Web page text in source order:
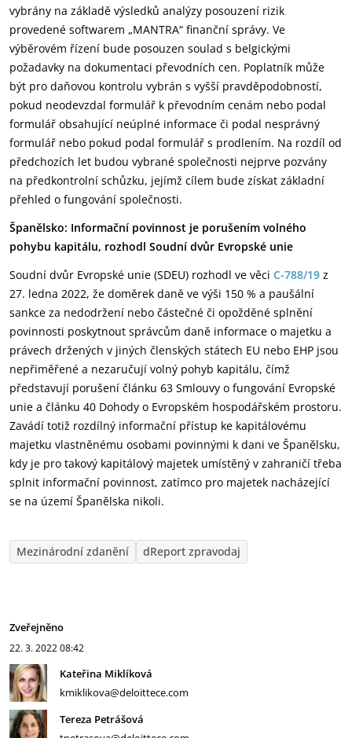
vybrány na základě výsledků analýzy posouzení rizik
provedené softwarem „MANTRA“ finanční správy. Ve
výběrovém řízení bude posouzen soulad s belgickými
požadavky na dokumentaci převodních cen. Poplatník může
být pro daňovou kontrolu vybrán s vyšší pravděpodobností,
pokud neodevzdal formulář k převodním cenám nebo podal
formulář obsahující neúplné informace či podal nesprávný
formulář nebo pokud podal formulář s prodlením. Na rozdíl od
předchozích let budou vybrané společnosti nejprve pozvány
na předkontrolní schůzku, jejímž cílem bude získat základní
přehled o fungování společnosti.
Španělsko: Informační povinnost je porušením volného
pohybu kapitálu, rozhodl Soudní dvůr Evropské unie
Soudní dvůr Evropské unie (SDEU) rozhodl ve věci C-788/19 z
27. ledna 2022, že doměrek daně ve výši 150 % a paušální
sankce za nedodržení nebo částečné či opožděné splnění
povinnosti poskytnout správcům daně informace o majetku a
právech držených v jiných členských státech EU nebo EHP jsou
nepřiměřené a nezaručují volný pohyb kapitálu, čímž
představují porušení článku 63 Smlouvy o fungování Evropské
unie a článku 40 Dohody o Evropském hospodářském prostoru.
Zavádí totiž rozdílný informační přístup ke kapitálovému
majetku vlastněnému osobami povinnými k dani ve Španělsku,
kdy je pro takový kapitálový majetek umístěný v zahraničí třeba
splnit informační povinnost, zatímco pro majetek nacházející
se na území Španělska nikoli.
Mezinárodní zdanění dReport zpravodaj
Zveřejněno
22. 3. 202208:42
Kateřina Miklíková
kmiklikova@deloittece.com
Tereza Petrášová